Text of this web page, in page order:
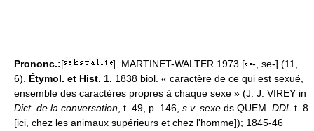
Prononc.:[ ]. MARTINET-WALTER 1973 [
-, se-] (11,
6). Étymol. et Hist. 1. 1838 biol. « caractère de ce qui est sexué,
ensemble des caractères propres à chaque sexe » (J. J. VIREY in
Dict. de la conversation , t. 49, p. 146, s.v. sexe ds QUEM. DDL t. 8
[ici, chez les animaux supérieurs et chez l'homme]); 1845-46